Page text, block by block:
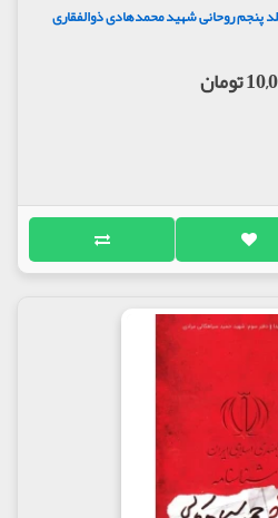
پنجم روحانی شهید محمدهادی ذوالفقاری
تومان